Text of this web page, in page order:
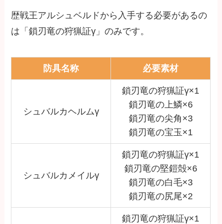
歴戦王アルシュベルドから入手する必要があるの
は「鎖刃竜の狩猟証γ」のみです。
防具名称 必要素材
シュバルカヘルムγ
鎖刃竜の狩猟証γ×1
鎖刃竜の上鱗×6
鎖刃竜の尖角×3
鎖刃竜の宝玉×1
シュバルカメイルγ
鎖刃竜の狩猟証γ×1
鎖刃竜の堅鎧殻×6
鎖刃竜の白毛×3
鎖刃竜の尻尾×2
鎖刃竜の狩猟証γ×1